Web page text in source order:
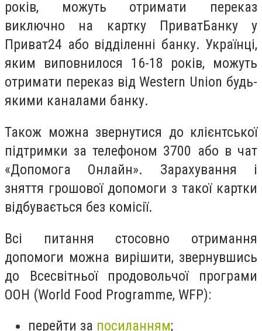
років, можуть отримати переказ
виключно на картку ПриватБанку у
Приват24 або відділенні банку. Українці,
яким виповнилося 16-18 років, можуть
отримати переказ від Western Union будь-
якими каналами банку.
Також можна звернутися до клієнтської
підтримки за телефоном 3700 або в чат
«Допомога Онлайн». Зарахування і
зняття грошової допомоги з такої картки
відбувається без комісії.
Всі питання стосовно отримання
допомоги можна вирішити, звернувшись
до Всесвітньої продовольчої програми
ООН (World Food Programme, WFP):
перейти за посиланням;